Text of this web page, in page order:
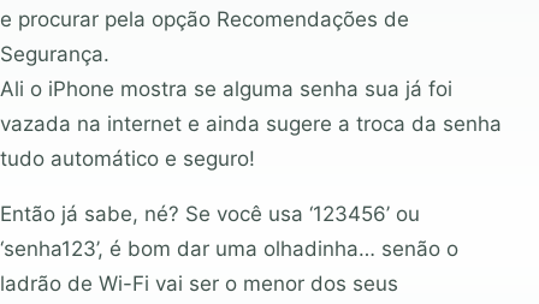
e procurar pela opção Recomendações de
Segurança.
Ali o iPhone mostra se alguma senha sua já foi
vazada na internet e ainda sugere a troca da senha
tudo automático e seguro!
Então já sabe, né? Se você usa ‘123456’ ou
‘senha123’, é bom dar uma olhadinha… senão o
ladrão de Wi-Fi vai ser o menor dos seus